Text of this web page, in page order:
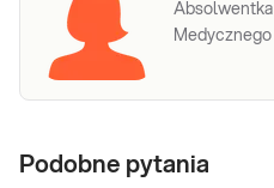
Podobne pytania